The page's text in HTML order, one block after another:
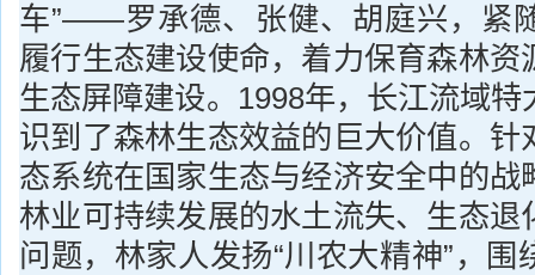
车”——罗承德、张健、胡庭兴，紧
履行生态建设使命，着力保育森林资
生态屏障建设。1998年，长江流域
识到了森林生态效益的巨大价值。针
态系统在国家生态与经济安全中的战
林业可持续发展的水土流失、生态退
问题，林家人发扬“川农大精神”，围